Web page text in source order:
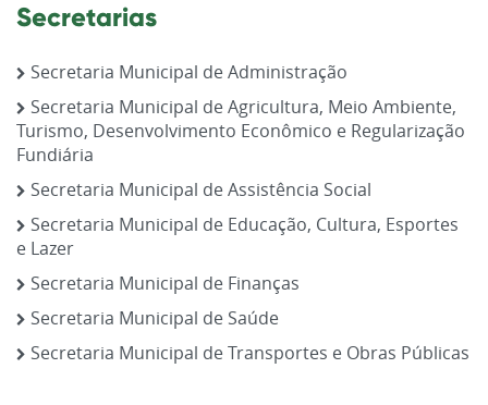
Secretarias
Secretaria Municipal de Administração
Secretaria Municipal de Agricultura, Meio Ambiente,
Turismo, Desenvolvimento Econômico e Regularização
Fundiária
Secretaria Municipal de Assistência Social
Secretaria Municipal de Educação, Cultura, Esportes
e Lazer
Secretaria Municipal de Finanças
Secretaria Municipal de Saúde
Secretaria Municipal de Transportes e Obras Públicas